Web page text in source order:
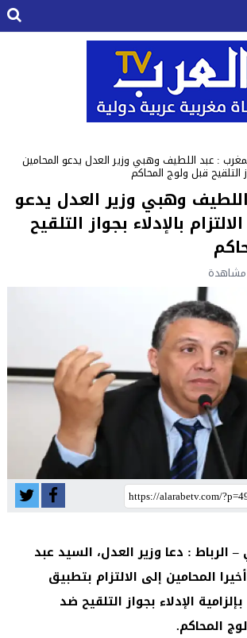
: عبد اللطيف وهبي وزير العدل يدعو المحامين
التلقيح قبل ولوج المحاكم
وهبي وزير العدل يدعو
بالإدلاء بجواز التلقيح
الرباط : دعا وزير العدل، السيد عبد
المحامين إلى الالتزام بتطبيق
الإدلاء بجواز التلقيح ضد